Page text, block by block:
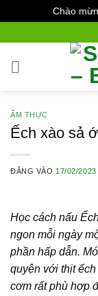
Chào
nội
ẨM THỰC
Ếch xào sả
ĐĂNG VÀO 17/02/2023
Học cách nấu
ngon mỗi ngày
phần hấp dẫn.
quyện với thịt
cơm rất phù hợp